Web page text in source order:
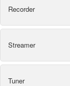
Recorder
Streamer
Tuner